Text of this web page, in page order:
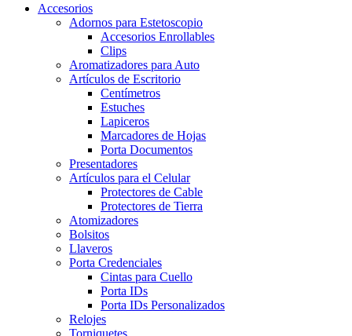
Accesorios
Adornos para Estetoscopio
Accesorios Enrollables
Clips
Aromatizadores para Auto
Artículos de Escritorio
Centímetros
Estuches
Lapiceros
Marcadores de Hojas
Porta Documentos
Presentadores
Artículos para el Celular
Protectores de Cable
Protectores de Tierra
Atomizadores
Bolsitos
Llaveros
Porta Credenciales
Cintas para Cuello
Porta IDs
Porta IDs Personalizados
Relojes
Torniquetes